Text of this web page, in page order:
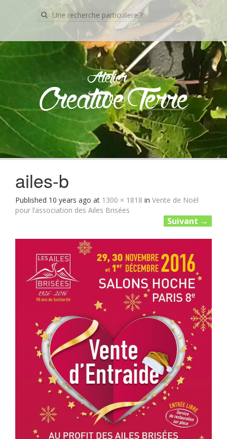
Recherche
pour:
Atelier
Creative Terre
Skip
to
ailes-b
Published 10 years ago at 1300 × 1818 in Vente de Noël
pour l’association des Ailes Brisées
Suivant →